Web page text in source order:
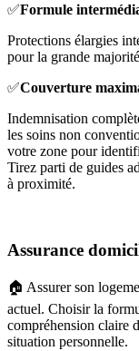
✅Formule
Protections élargies
pour la grande
✅Couverture
Indemnisation
les soins non
votre zone pour
Tirez parti de guides
à proximité.
Assurance
🏠 Assurer son
actuel. Choisir la
compréhension claire
situation personnelle.